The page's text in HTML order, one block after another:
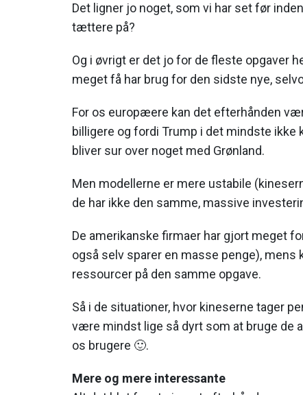
Det ligner jo noget, som vi har set før
tættere på?
Og i øvrigt er det jo for de fleste opgaver
meget få har brug for den sidste nye,
For os europæere kan det efterhånden
billigere og fordi Trump i det mindste ikke
bliver sur over noget med Grønland.
Men modellerne er mere ustabile
de har ikke den samme, massive
De amerikanske firmaer har gjort meget
også selv sparer en masse penge),
ressourcer på den samme opgave.
Så i de situationer, hvor kineserne tager
være mindst lige så dyrt som at bruge de
os brugere 🙂.
Mere og mere interessante